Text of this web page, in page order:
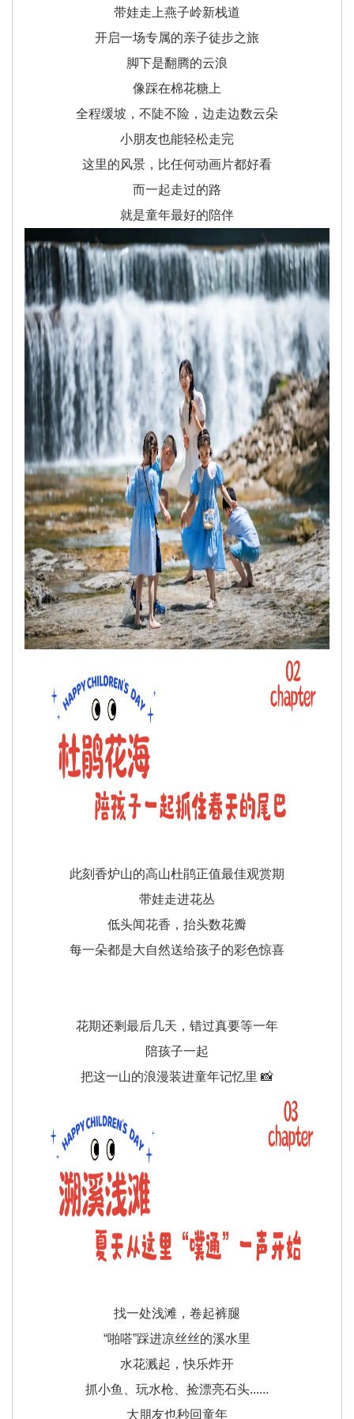
带娃走上燕子岭新栈道
开启一场专属的亲子徒步之旅
脚下是翻腾的云浪
像踩在棉花糖上
全程缓坡，不陡不险，边走边数云朵
小朋友也能轻松走完
这里的风景，比任何动画片都好看
而一起走过的路
就是童年最好的陪伴
此刻香炉山的高山杜鹃正值最佳观赏期
带娃走进花丛
低头闻花香，抬头数花瓣
每一朵都是大自然送给孩子的彩色惊喜
花期还剩最后几天，错过真要等一年
陪孩子一起
把这一山的浪漫装进童年记忆里 📸
找一处浅滩，卷起裤腿
“啪嗒”踩进凉丝丝的溪水里
水花溅起，快乐炸开
抓小鱼、玩水枪、捡漂亮石头......
大朋友也秒回童年